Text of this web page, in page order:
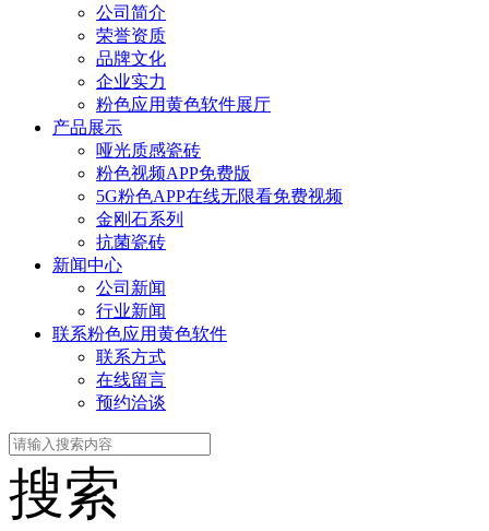
公司简介
荣誉资质
品牌文化
企业实力
粉色应用黄色软件展厅
产品展示
哑光质感瓷砖
粉色视频APP免费版
5G粉色APP在线无限看免费视频
金刚石系列
抗菌瓷砖
新闻中心
公司新闻
行业新闻
联系粉色应用黄色软件
联系方式
在线留言
预约洽谈
搜索